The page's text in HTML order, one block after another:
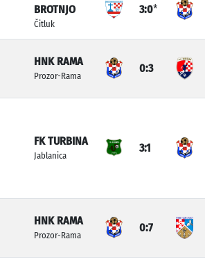
BROTNJO
Čitluk
3:0*
HNK RAMA
Prozor-Rama
0:3
FK TURBINA
Jablanica
3:1
HNK RAMA
Prozor-Rama
0:7